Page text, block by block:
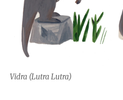
Vidra (Lutra Lutra)